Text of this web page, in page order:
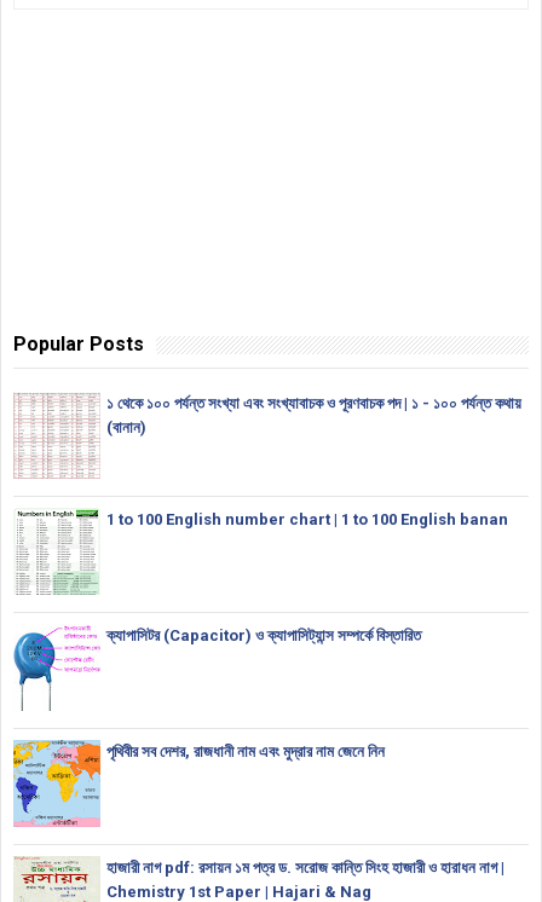
Popular Posts
১ থেকে ১০০ পর্যন্ত সংখ্যা এবং সংখ্যাবাচক ও পূরণবাচক পদ | ১ - ১০০ পর্যন্ত কথায়
(বানান)
1 to 100 English number chart | 1 to 100 English banan
ক্যাপাসিটর (Capacitor) ও ক্যাপাসিট্যান্স সম্পর্কে বিস্তারিত
পৃথিবীর সব দেশর, রাজধানী নাম এবং মুদ্রার নাম জেনে নিন
হাজারী নাগ pdf: রসায়ন ১ম পত্র ড. সরোজ কান্তি সিংহ হাজারী ও হারাধন নাগ |
Chemistry 1st Paper | Hajari & Nag